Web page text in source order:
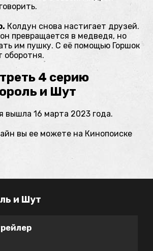
Колдун снова настигает друзей.
превращается в медведя, но
им пушку. С её помощью Горшок
оборотня.
4 серию
и Шут
вышла 16 марта 2023 года.
вы ее можете на Кинопоиске
и Шут